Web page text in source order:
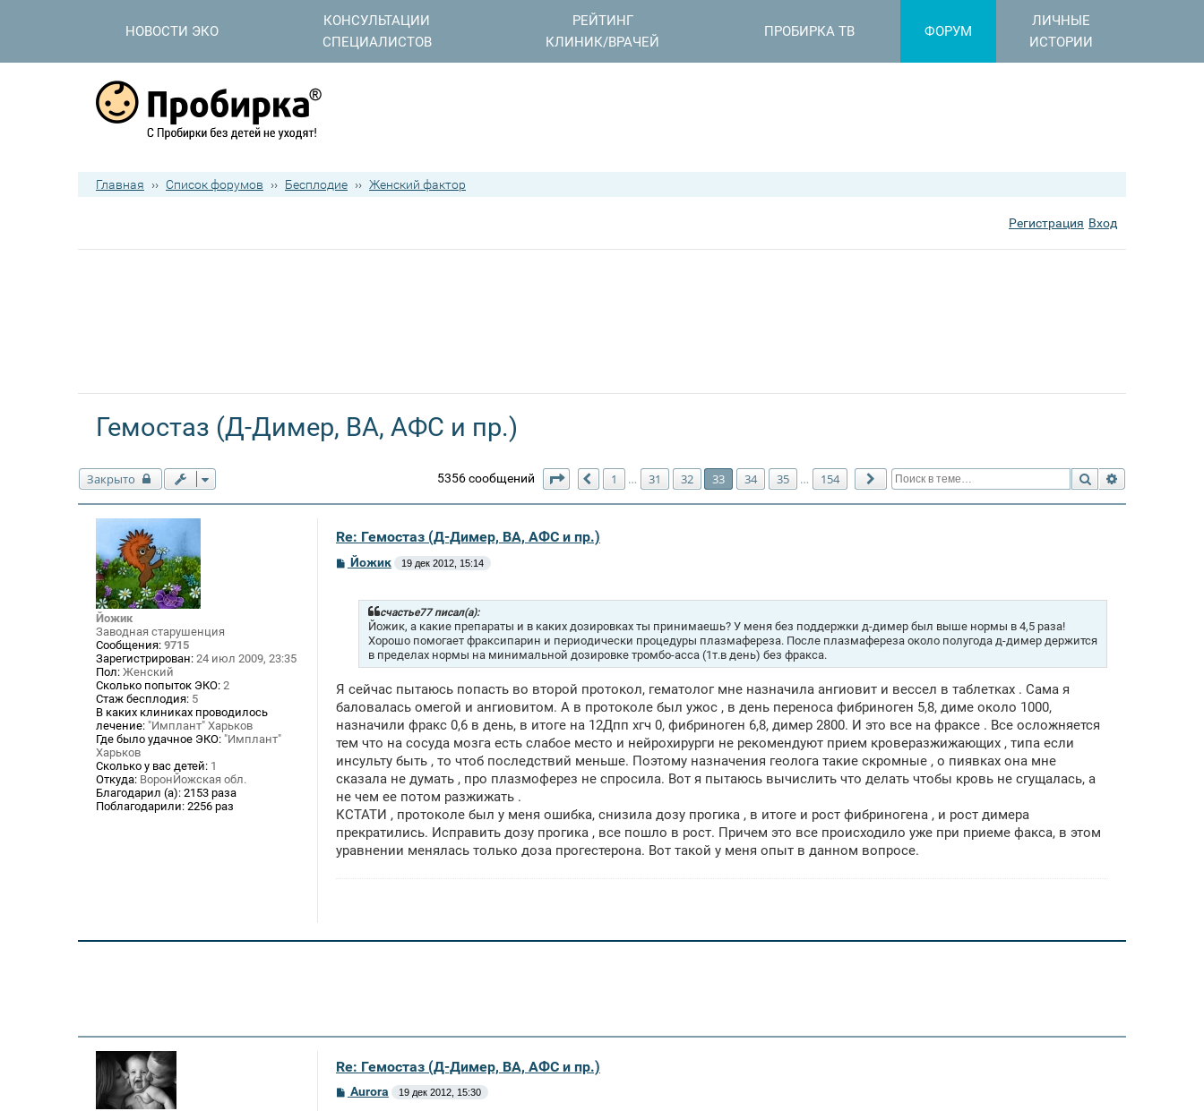
НОВОСТИ ЭКО
КОНСУЛЬТАЦИИ
СПЕЦИАЛИСТОВ
РЕЙТИНГ
КЛИНИК/ВРАЧЕЙ
ПРОБИРКА ТВ ФОРУМ
ЛИЧНЫЕ
ИСТОРИИ
Главная ›› Список форумов ›› Бесплодие ›› Женский фактор
Регистрация Вход
Гемостаз (Д-Димер, ВА, АФС и пр.)
Закрыто Поиск
5356 сообщений Страница 33 из154
Пред.
1 … 31 32 33 34 35 … 154 След.
Йожик
Заводная старушенция
Сообщения: 9715
Зарегистрирован: 24 июл 2009, 23:35
Пол: Женский
Сколько попыток ЭКО: 2
Стаж бесплодия: 5
В каких клиниках проводилось
лечение: "Имплант" Харьков
Где было удачное ЭКО: "Имплант"
Харьков
Сколько у вас детей: 1
Откуда: ВоронЙожская обл.
Благодарил (а): 2153 раза
Поблагодарили: 2256 раз
Re: Гемостаз (Д-Димер, ВА, АФС и пр.)
СЙожик 19 дек 2012, 15:14
счастье77 писал(а):
Йожик, а какие препараты и в каких дозировках ты принимаешь? У меня без поддержки д-димер был выше нормы в 4,5 раза!
Хорошо помогает фраксипарин и периодически процедуры плазмафереза. После плазмафереза около полугода д-димер держится
в пределах нормы на минимальной дозировке тромбо-асса (1т.в день) без фракса.
Я сейчас пытаюсь попасть во второй протокол, гематолог мне назначила ангиовит и вессел в таблетках . Сама я
баловалась омегой и ангиовитом. А в протоколе был ужос , в день переноса фибриноген 5,8, диме около 1000,
назначили фракс 0,6 в день, в итоге на 12Дпп хгч 0, фибриноген 6,8, димер 2800. И это все на фраксе . Все осложняется
тем что на сосуда мозга есть слабое место и нейрохирурги не рекомендуют прием кроверазжижающих , типа если
инсульту быть , то чтоб последствий меньше. Поэтому назначения геолога такие скромные , о пиявках она мне
сказала не думать , про плазмоферез не спросила. Вот я пытаюсь вычислить что делать чтобы кровь не сгущалась, а
не чем ее потом разжижать .
КСТАТИ , протоколе был у меня ошибка, снизила дозу прогика , в итоге и рост фибриногена , и рост димера
прекратились. Исправить дозу прогика , все пошло в рост. Причем это все происходило уже при приеме факса, в этом
уравнении менялась только доза прогестерона. Вот такой у меня опыт в данном вопросе.
Re: Гемостаз (Д-Димер, ВА, АФС и пр.)
С
Aurora 19 дек 2012, 15:30